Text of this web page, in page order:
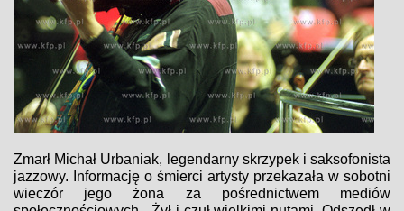
Zmarł Michał Urbaniak, legendarny skrzypek i saksofonista
jazzowy. Informację o śmierci artysty przekazała w sobotni
wieczór jego żona za pośrednictwem mediów